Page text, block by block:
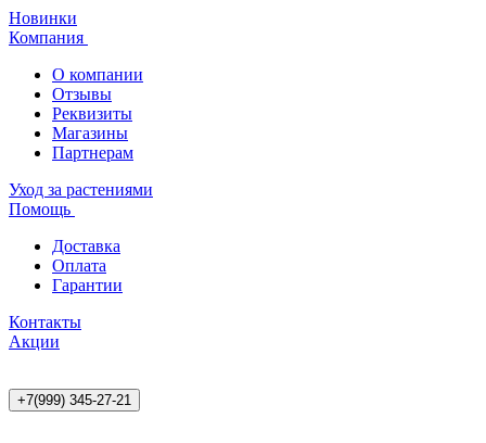
Новинки
Компания
О компании
Отзывы
Реквизиты
Магазины
Партнерам
Уход за растениями
Помощь
Доставка
Оплата
Гарантии
Контакты
Акции
+7(999) 345-27-21